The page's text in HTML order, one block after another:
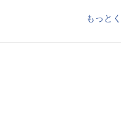
もっと